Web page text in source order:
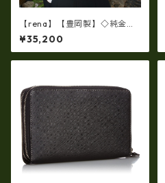
【rena】【豊岡製】◇純金箔
革製品・限定生産☆スペイン
牛革（仔牛革）手絞り＆オイ
ルレザー長財布 rj－0071【国
¥35,200